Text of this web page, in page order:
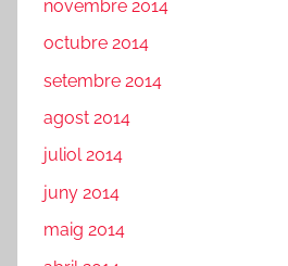
novembre 2014
octubre 2014
setembre 2014
agost 2014
juliol 2014
juny 2014
maig 2014